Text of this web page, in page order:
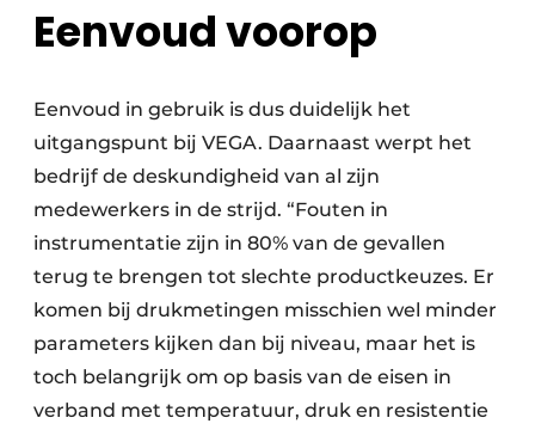
Eenvoud voorop
Eenvoud in gebruik is dus duidelijk het
uitgangspunt bij VEGA. Daarnaast werpt het
bedrijf de deskundigheid van al zijn
medewerkers in de strijd. “Fouten in
instrumentatie zijn in 80% van de gevallen
terug te brengen tot slechte productkeuzes. Er
komen bij drukmetingen misschien wel minder
parameters kijken dan bij niveau, maar het is
toch belangrijk om op basis van de eisen in
verband met temperatuur, druk en resistentie